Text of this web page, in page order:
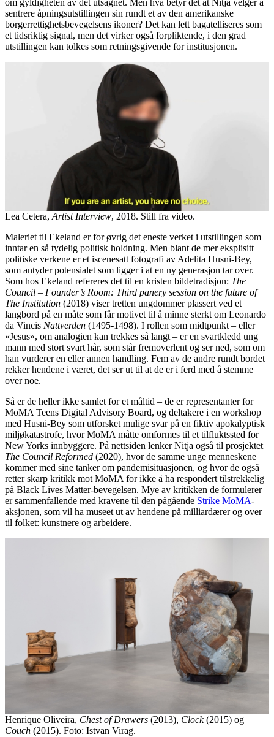
om gyldigheten av det utsagnet. Men hva betyr det at Nitja velger å
sentrere åpningsutstillingen sin rundt et av den amerikanske
borgerrettighetsbevegelsens ikoner? Det kan lett bagatelliseres som
et tidsriktig signal, men det virker også forpliktende, i den grad
utstillingen kan tolkes som retningsgivende for institusjonen.
Lea Cetera, Artist Interview, 2018. Still fra video.
Maleriet til Ekeland er for øvrig det eneste verket i utstillingen som
inntar en så tydelig politisk holdning. Men blant de mer eksplisitt
politiske verkene er et iscenesatt fotografi av Adelita Husni-Bey,
som antyder potensialet som ligger i at en ny generasjon tar over.
Som hos Ekeland refereres det til en kristen bildetradisjon: The
Council – Founder’s Room: Third panery session on the future of
The Institution (2018) viser tretten ungdommer plassert ved et
langbord på en måte som får motivet til å minne sterkt om Leonardo
da Vincis Nattverden (1495-1498). I rollen som midtpunkt – eller
«Jesus», om analogien kan trekkes så langt – er en svartkledd ung
mann med stort svart hår, som står fremoverlent og ser ned, som om
han vurderer en eller annen handling. Fem av de andre rundt bordet
rekker hendene i været, det ser ut til at de er i ferd med å stemme
over noe.
Så er de heller ikke samlet for et måltid – de er representanter for
MoMA Teens Digital Advisory Board, og deltakere i en workshop
med Husni-Bey som utforsket mulige svar på en fiktiv apokalyptisk
miljøkatastrofe, hvor MoMA måtte omformes til et tilfluktssted for
New Yorks innbyggere. På nettsiden lenker Nitja også til prosjektet
The Council Reformed (2020), hvor de samme unge menneskene
kommer med sine tanker om pandemisituasjonen, og hvor de også
retter skarp kritikk mot MoMA for ikke å ha respondert tilstrekkelig
på Black Lives Matter-bevegelsen. Mye av kritikken de formulerer
er sammenfallende med kravene til den pågående Strike MoMA-
aksjonen, som vil ha museet ut av hendene på milliardærer og over
til folket: kunstnere og arbeidere.
Henrique Oliveira, Chest of Drawers (2013), Clock(2015) og
Couch (2015). Foto: Istvan Virag.